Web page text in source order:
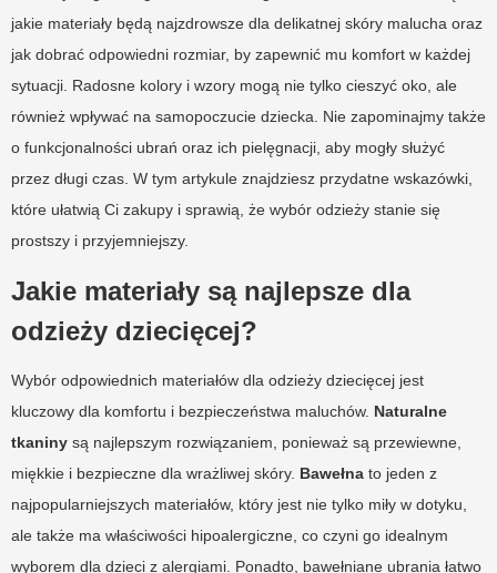
jakie materiały będą najzdrowsze dla delikatnej skóry malucha oraz
jak dobrać odpowiedni rozmiar, by zapewnić mu komfort w każdej
sytuacji. Radosne kolory i wzory mogą nie tylko cieszyć oko, ale
również wpływać na samopoczucie dziecka. Nie zapominajmy także
o funkcjonalności ubrań oraz ich pielęgnacji, aby mogły służyć
przez długi czas. W tym artykule znajdziesz przydatne wskazówki,
które ułatwią Ci zakupy i sprawią, że wybór odzieży stanie się
prostszy i przyjemniejszy.
Jakie materiały są najlepsze dla
odzieży dziecięcej?
Wybór odpowiednich materiałów dla odzieży dziecięcej jest
kluczowy dla komfortu i bezpieczeństwa maluchów. Naturalne
tkaniny są najlepszym rozwiązaniem, ponieważ są przewiewne,
miękkie i bezpieczne dla wrażliwej skóry. Bawełna to jeden z
najpopularniejszych materiałów, który jest nie tylko miły w dotyku,
ale także ma właściwości hipoalergiczne, co czyni go idealnym
wyborem dla dzieci z alergiami. Ponadto, bawełniane ubrania łatwo